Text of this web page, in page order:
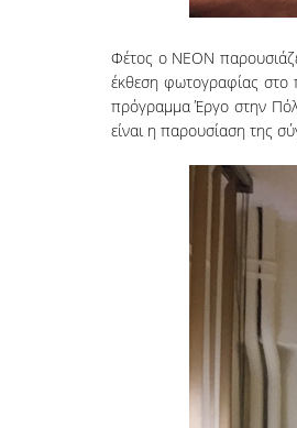
Φέτος ο ΝΕΟΝ
έκθεση φωτογραφίας στο
πρόγραμμα Έργο στην
είναι η παρουσίαση της